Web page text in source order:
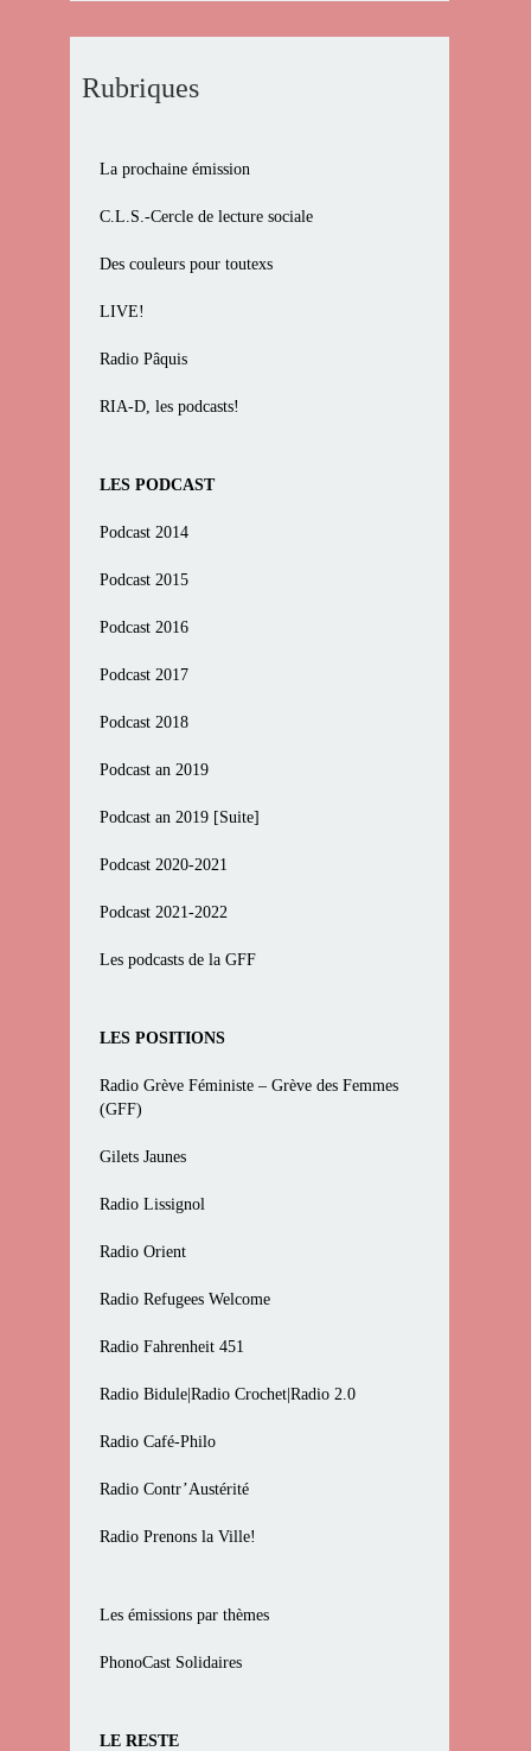
Rubriques
La prochaine émission
C.L.S.-Cercle de lecture sociale
Des couleurs pour toutexs
LIVE!
Radio Pâquis
RIA-D, les podcasts!
LES PODCAST
Podcast 2014
Podcast 2015
Podcast 2016
Podcast 2017
Podcast 2018
Podcast an 2019
Podcast an 2019 [Suite]
Podcast 2020-2021
Podcast 2021-2022
Les podcasts de la GFF
LES POSITIONS
Radio Grève Féministe – Grève des Femmes
(GFF)
Gilets Jaunes
Radio Lissignol
Radio Orient
Radio Refugees Welcome
Radio Fahrenheit 451
Radio Bidule|Radio Crochet|Radio 2.0
Radio Café-Philo
Radio Contr’Austérité
Radio Prenons la Ville!
Les émissions par thèmes
PhonoCast Solidaires
LE RESTE